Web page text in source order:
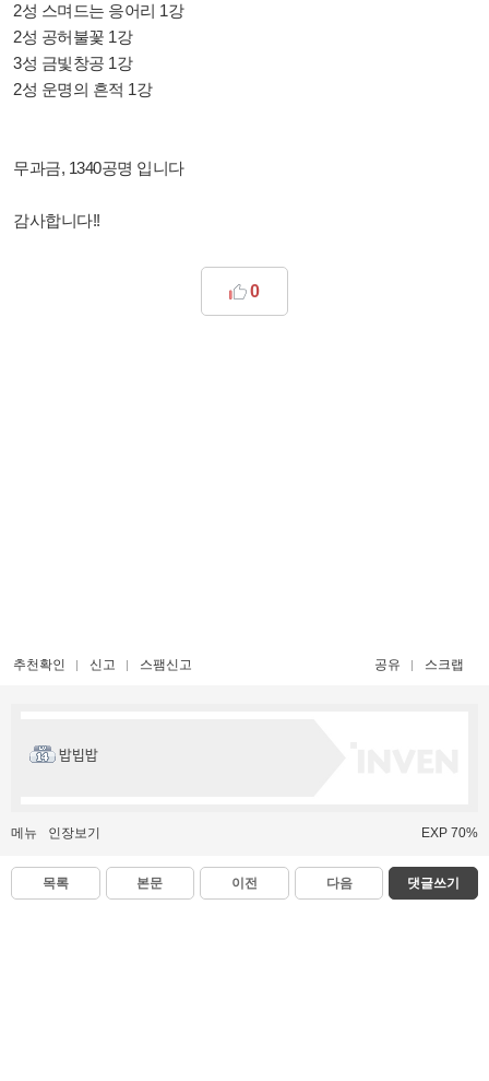
2성 스며드는 응어리 1강
2성 공허불꽃 1강
3성 금빛창공 1강
2성 운명의 흔적 1강
무과금, 1340공명 입니다
감사합니다!!
0
추천확인 신고 스팸신고 공유 스크랩
밥빕밥
메뉴 인장보기 EXP 70%
목록 본문 이전 다음 댓글쓰기